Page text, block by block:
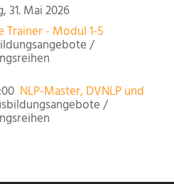
31. Mai 2026
Trainer - Modul 1-5
/
NLP-Master, DVNLP und
/